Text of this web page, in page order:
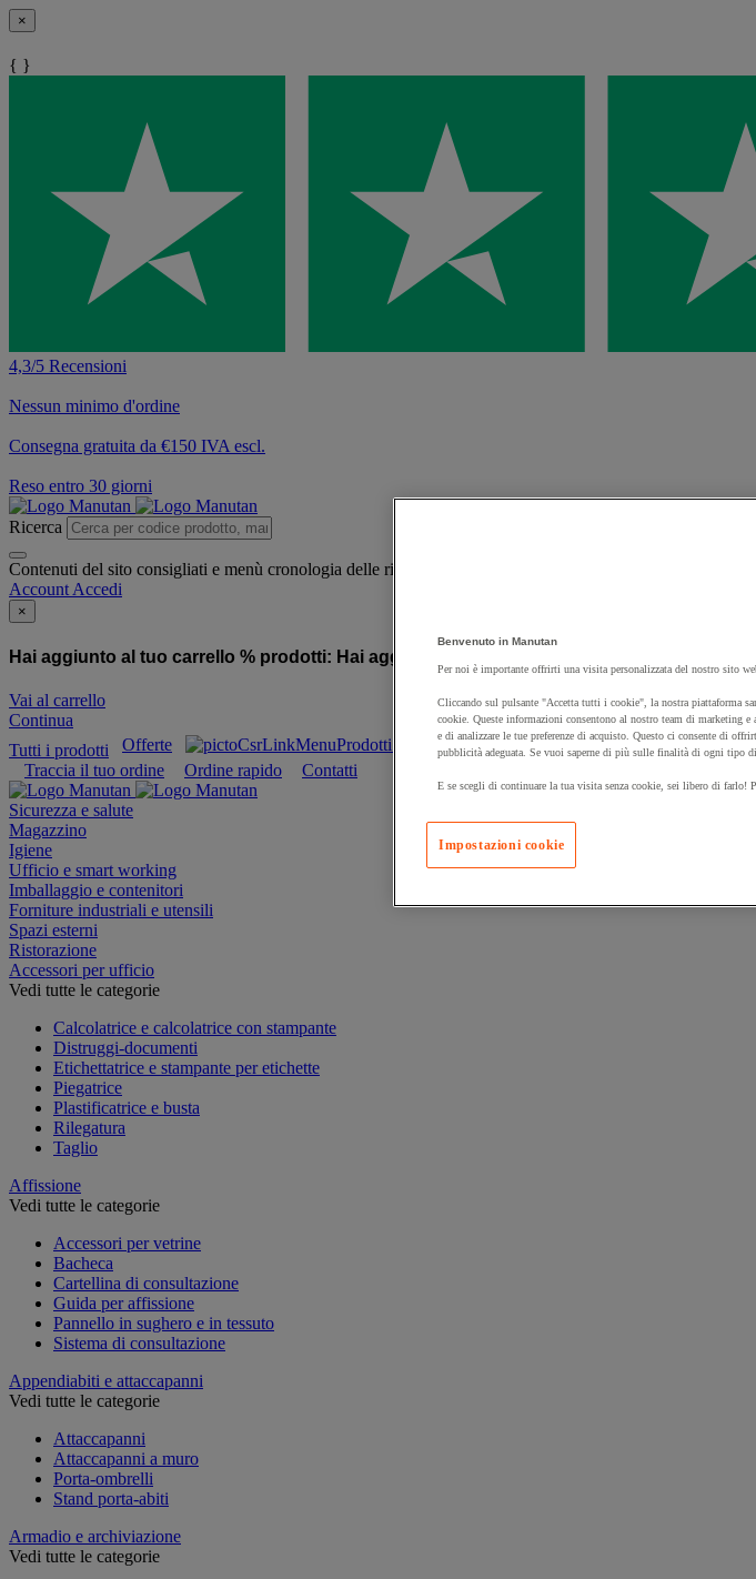
×
{ }
4,3/5 Recensioni
Nessun minimo d'ordine
Consegna gratuita da €150 IVA escl.
Reso entro 30 giorni
Ricerca
Contenuti del sito consigliati e menù cronologia delle ricerche
Account Accedi
×
Hai aggiunto al tuo carrello % prodotti: Hai aggiunto al tuo carrello un prodotto:
Vai al carrello
Continua
Tutti i prodotti
Offerte Prodotti sostenibili
Traccia il tuo ordine
Ordine rapido Contatti
Sicurezza e salute
Magazzino
Igiene
Ufficio e smart working
Imballaggio e contenitori
Forniture industriali e utensili
Spazi esterni
Ristorazione
Accessori per ufficio
Vedi tutte le categorie
Calcolatrice e calcolatrice con stampante
Distruggi-documenti
Etichettatrice e stampante per etichette
Piegatrice
Plastificatrice e busta
Rilegatura
Taglio
Affissione
Vedi tutte le categorie
Accessori per vetrine
Bacheca
Cartellina di consultazione
Guida per affissione
Pannello in sughero e in tessuto
Sistema di consultazione
Appendiabiti e attaccapanni
Vedi tutte le categorie
Attaccapanni
Attaccapanni a muro
Porta-ombrelli
Stand porta-abiti
Armadio e archiviazione
Vedi tutte le categorie
Benvenuto in Manutan
Per noi è importante offrirti una visita personalizzata del nostro sito
Cliccando sul pulsante "Accetta tutti i cookie", la nostra piattaforma
cookie. Queste informazioni consentono al nostro team di marketing
e di analizzare le tue preferenze di acquisto. Questo ci consente di
pubblicità adeguata. Se vuoi saperne di più sulle finalità di ogni tipo
E se scegli di continuare la tua visita senza cookie, sei libero di farlo!
Impostazioni cookie